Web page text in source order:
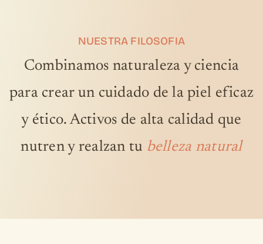
NUESTRA FILOSOFIA
Combinamos naturaleza y ciencia
para crear un cuidado de la piel eficaz
y ético. Activos de alta calidad que
nutren y realzan tu belleza natural